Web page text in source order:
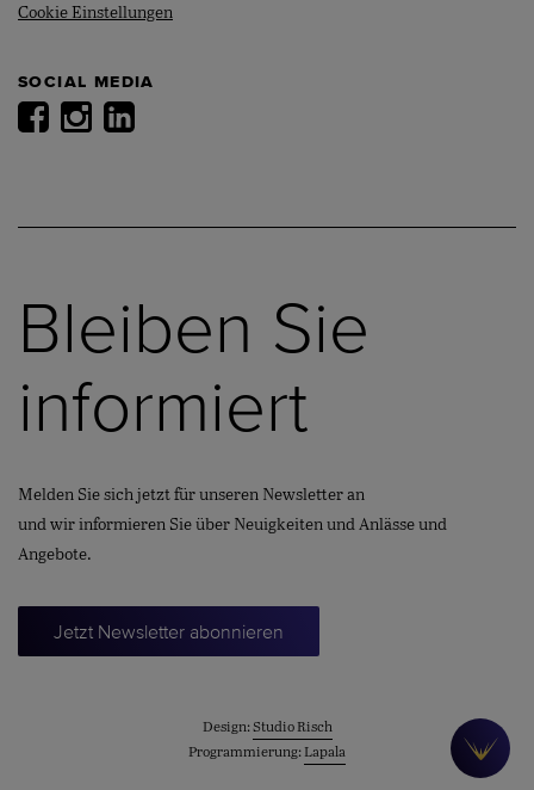
Cookie Einstellungen
SOCIAL MEDIA
Bleiben Sie
informiert
Melden Sie sich jetzt für unseren Newsletter an
und wir informieren Sie über Neuigkeiten und Anlässe und
Angebote.
Jetzt Newsletter abonnieren
Design:Studio Risch
Programmierung: Lapala